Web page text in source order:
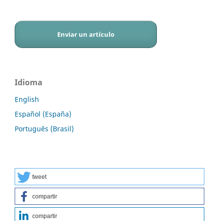
Enviar un artículo
Idioma
English
Español (España)
Português (Brasil)
tweet
compartir
compartir